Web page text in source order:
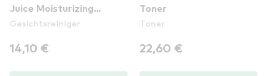
Juice Moisturizing
Cleanser
Gesichtsreiniger
14,10 €
Toner
Toner
22,60 €